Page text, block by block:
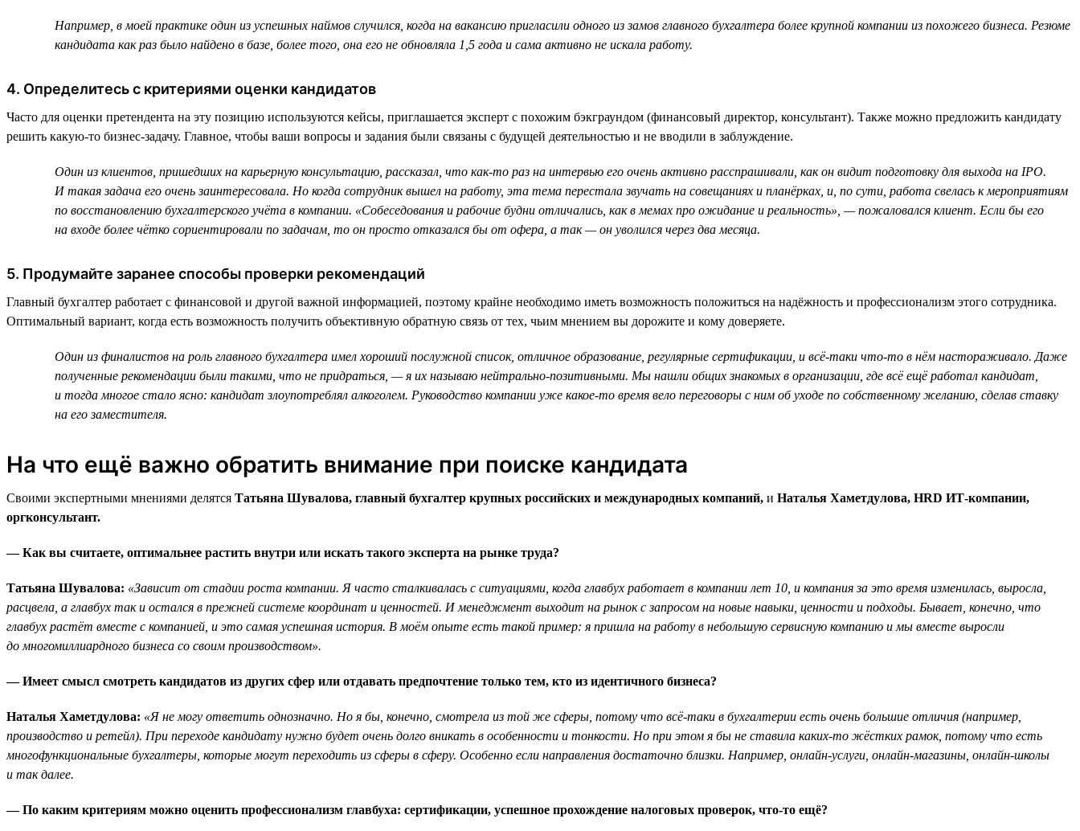
Например, в моей практике один из успешных наймов случился, когда на вакансию пригласили одного из замов главного бухгалтера более крупной компании из похожего бизнеса. Резюме
кандидата как раз было найдено в базе, более того, она его не обновляла 1,5 года и сама активно не искала работу.
4. Определитесь с критериями оценки кандидатов
Часто для оценки претендента на эту позицию используются кейсы, приглашается эксперт с похожим бэкграундом (финансовый директор, консультант). Также можно предложить кандидату
решить какую-то бизнес-задачу. Главное, чтобы ваши вопросы и задания были связаны с будущей деятельностью и не вводили в заблуждение.
Один из клиентов, пришедших на карьерную консультацию, рассказал, что как-то раз на интервью его очень активно расспрашивали, как он видит подготовку для выхода на IPO.
И такая задача его очень заинтересовала. Но когда сотрудник вышел на работу, эта тема перестала звучать на совещаниях и планёрках, и, по сути, работа свелась к мероприятиям
по восстановлению бухгалтерского учёта в компании. «Собеседования и рабочие будни отличались, как в мемах про ожидание и реальность», — пожаловался клиент. Если бы его
на входе более чётко сориентировали по задачам, то он просто отказался бы от офера, а так — он уволился через два месяца.
5. Продумайте заранее способы проверки рекомендаций
Главный бухгалтер работает с финансовой и другой важной информацией, поэтому крайне необходимо иметь возможность положиться на надёжность и профессионализм этого сотрудника.
Оптимальный вариант, когда есть возможность получить объективную обратную связь от тех, чьим мнением вы дорожите и кому доверяете.
Один из финалистов на роль главного бухгалтера имел хороший послужной список, отличное образование, регулярные сертификации, и всё-таки что-то в нём настораживало. Даже
полученные рекомендации были такими, что не придраться, — я их называю нейтрально-позитивными. Мы нашли общих знакомых в организации, где всё ещё работал кандидат,
и тогда многое стало ясно: кандидат злоупотреблял алкоголем. Руководство компании уже какое-то время вело переговоры с ним об уходе по собственному желанию, сделав ставку
на его заместителя.
На что ещё важно обратить внимание при поиске кандидата
Своими экспертными мнениями делятся Татьяна Шувалова, главный бухгалтер крупных российских и международных компаний, и Наталья Хаметдулова, HRD ИТ-компании,
оргконсультант.
— Как вы считаете, оптимальнее растить внутри или искать такого эксперта на рынке труда?
Татьяна Шувалова: «Зависит от стадии роста компании. Я часто сталкивалась с ситуациями, когда главбух работает в компании лет 10, и компания за это время изменилась, выросла,
расцвела, а главбух так и остался в прежней системе координат и ценностей. И менеджмент выходит на рынок с запросом на новые навыки, ценности и подходы. Бывает, конечно, что
главбух растёт вместе с компанией, и это самая успешная история. В моём опыте есть такой пример: я пришла на работу в небольшую сервисную компанию и мы вместе выросли
до многомиллиардного бизнеса со своим производством».
— Имеет смысл смотреть кандидатов из других сфер или отдавать предпочтение только тем, кто из идентичного бизнеса?
Наталья Хаметдулова: «Я не могу ответить однозначно. Но я бы, конечно, смотрела из той же сферы, потому что всё-таки в бухгалтерии есть очень большие отличия (например,
производство и ретейл). При переходе кандидату нужно будет очень долго вникать в особенности и тонкости. Но при этом я бы не ставила каких-то жёстких рамок, потому что есть
многофункциональные бухгалтеры, которые могут переходить из сферы в сферу. Особенно если направления достаточно близки. Например, онлайн-услуги, онлайн-магазины, онлайн-школы
и так далее.
— По каким критериям можно оценить профессионализм главбуха: сертификации, успешное прохождение налоговых проверок, что-то ещё?